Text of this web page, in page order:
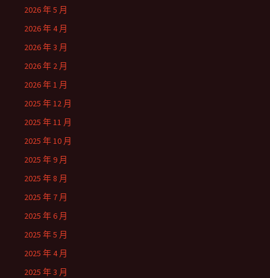
2026 年 5 月
2026 年 4 月
2026 年 3 月
2026 年 2 月
2026 年 1 月
2025 年 12 月
2025 年 11 月
2025 年 10 月
2025 年 9 月
2025 年 8 月
2025 年 7 月
2025 年 6 月
2025 年 5 月
2025 年 4 月
2025 年 3 月